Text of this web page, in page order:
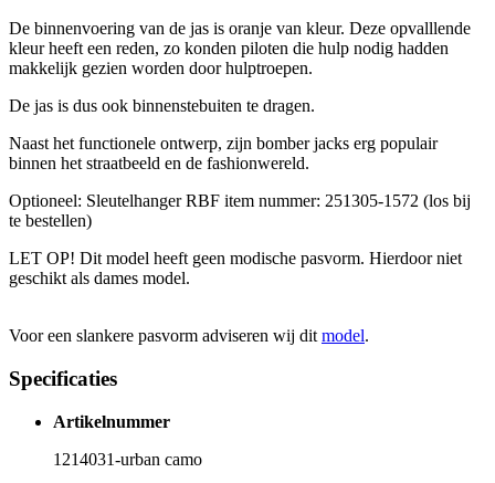
De binnenvoering van de jas is oranje van kleur. Deze opvalllende
kleur heeft een reden, zo konden piloten die hulp nodig hadden
makkelijk gezien worden door hulptroepen.
De jas is dus ook binnenstebuiten te dragen.
Naast het functionele ontwerp, zijn bomber jacks erg populair
binnen het straatbeeld en de fashionwereld.
Optioneel: Sleutelhanger RBF item nummer: 251305-1572 (los bij
te bestellen)
LET OP! Dit model heeft geen modische pasvorm. Hierdoor niet
geschikt als dames model.
Voor een slankere pasvorm adviseren wij dit model.
Specificaties
Artikelnummer
1214031-urban camo